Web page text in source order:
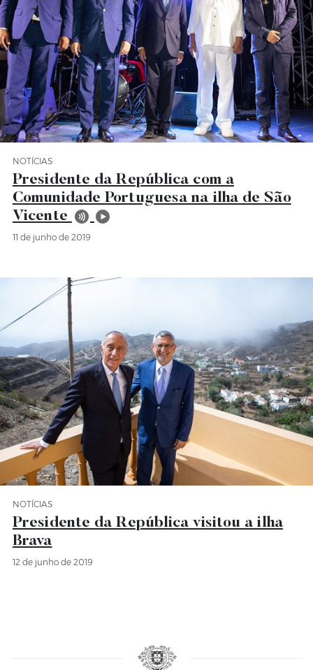
Categoria Notícias
NOTÍCIAS
Presidente da República com a
Comunidade Portuguesa na ilha de São
Vicente
11 de junho de 2019
Categoria Notícias
NOTÍCIAS
Presidente da República visitou a ilha
Brava
12 de junho de 2019